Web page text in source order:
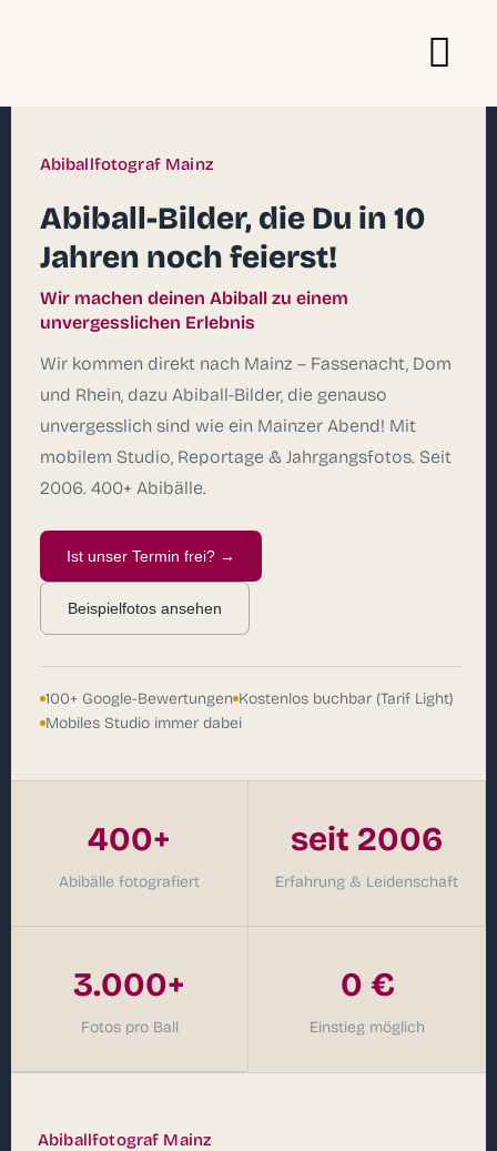
Abiballfotograf Mainz
Abiball-Bilder, die Du in 10
Jahren noch feierst!
Wir machen deinen Abiball zu einem
unvergesslichen Erlebnis
Wir kommen direkt nach Mainz – Fassenacht, Dom
und Rhein, dazu Abiball-Bilder, die genauso
unvergesslich sind wie ein Mainzer Abend! Mit
mobilem Studio, Reportage & Jahrgangsfotos. Seit
2006. 400+ Abibälle.
Ist unser Termin frei? →
Beispielfotos ansehen
100+ Google-Bewertungen Kostenlos buchbar (Tarif Light)
Mobiles Studio immer dabei
400+
Abibälle fotografiert
seit 2006
Erfahrung & Leidenschaft
3.000+
Fotos pro Ball
0 €
Einstieg möglich
Abiballfotograf Mainz